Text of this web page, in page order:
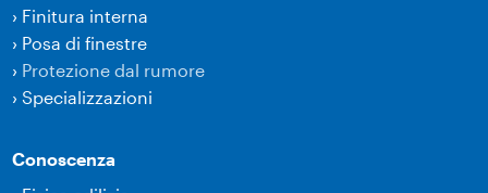
› Finitura interna
› Posa di finestre
› Protezione dal rumore
›Specializzazioni
Conoscenza